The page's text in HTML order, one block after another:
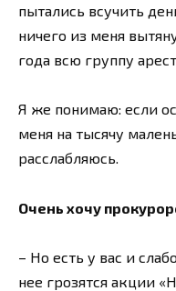
пытались всучить
ничего из меня
года всю группу
Я же понимаю: если
меня на тысячу
расслабляюсь.
Очень хочу
– Но есть у вас и
нее грозятся акции